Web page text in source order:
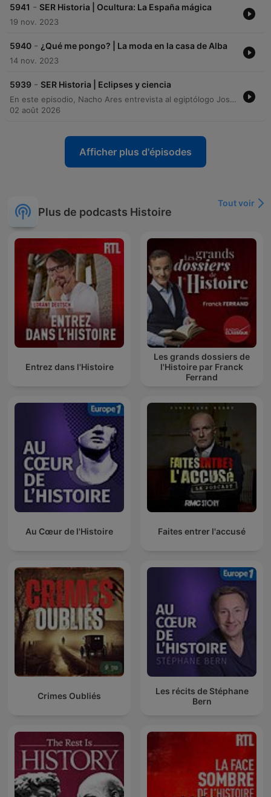
5941 - SER Historia | Ocultura: La España mágica
19 nov. 2023
5940 - ¿Qué me pongo? | La moda en la casa de Alba
14 nov. 2023
5939 - SER Historia | Eclipses y ciencia
En este episodio, Nacho Ares entrevista al egiptólogo José Luis sobre la arqueoastronomía, explorando cómo las civilizaciones antiguas utilizaban la observación de los astros para fines religiosos y agrarios en monumentos como Stonehenge o las taulas de Menorca. Se analizan los métodos científicos para estudiar estas alineaciones y la evolución del conocimiento astronómico, desde los presagios antiguos hasta hitos modernos como la confirmación de la relatividad mediante eclipses. Posteriormente, el físico Pablo Arias rinde homenaje al legado de Carl Sagan y su impacto en la divulgación científica. El programa también aborda conceptos de cosmología, la importancia de la espectroscopía en el descubrimiento del helio y la expectativa por el eclipse solar que ocurrirá en Palencia en agosto de 202<0xC2>6.
02 août 2026
Afficher plus d'épisodes
Plus de podcasts Histoire
Tout voir
Entrez dans l'Histoire
Les grands dossiers de
l'Histoire par Franck
Ferrand
Au Cœur de l'Histoire Faites entrer l'accusé
Crimes Oubliés
Les récits de Stéphane
Bern